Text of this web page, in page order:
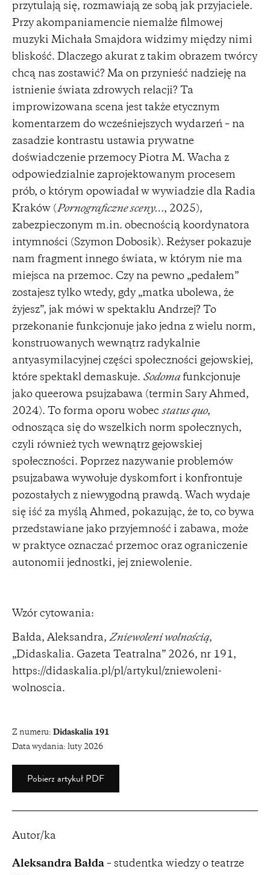
przytulają się, rozmawiają ze sobą jak przyjaciele.
Przy akompaniamencie niemalże filmowej
muzyki Michała Smajdora widzimy między nimi
bliskość. Dlaczego akurat z takim obrazem twórcy
chcą nas zostawić? Ma on przynieść nadzieję na
istnienie świata zdrowych relacji? Ta
improwizowana scena jest także etycznym
komentarzem do wcześniejszych wydarzeń – na
zasadzie kontrastu ustawia prywatne
doświadczenie przemocy Piotra M. Wacha z
odpowiedzialnie zaprojektowanym procesem
prób, o którym opowiadał w wywiadzie dla Radia
Kraków (Pornograficzne sceny…, 2025),
zabezpieczonym m.in. obecnością koordynatora
intymności (Szymon Dobosik). Reżyser pokazuje
nam fragment innego świata, w którym nie ma
miejsca na przemoc. Czy na pewno „pedałem”
zostajesz tylko wtedy, gdy „matka ubolewa, że
żyjesz”, jak mówi w spektaklu Andrzej? To
przekonanie funkcjonuje jako jedna z wielu norm,
konstruowanych wewnątrz radykalnie
antyasymilacyjnej części społeczności gejowskiej,
które spektakl demaskuje. Sodomafunkcjonuje
jako queerowa psujzabawa (termin Sary Ahmed,
2024). To forma oporu wobec status quo,
odnosząca się do wszelkich norm społecznych,
czyli również tych wewnątrz gejowskiej
społeczności. Poprzez nazywanie problemów
psujzabawa wywołuje dyskomfort i konfrontuje
pozostałych z niewygodną prawdą. Wach wydaje
się iść za myślą Ahmed, pokazując, że to, co bywa
przedstawiane jako przyjemność i zabawa, może
w praktyce oznaczać przemoc oraz ograniczenie
autonomii jednostki, jej zniewolenie.
Wzór cytowania:
Bałda, Aleksandra, Zniewoleni wolnością,
„Didaskalia. Gazeta Teatralna” 2026, nr 191,
https://didaskalia.pl/pl/artykul/zniewoleni-
wolnoscia.
Z numeru: Didaskalia 191
Data wydania: luty 2026
Pobierz artykuł PDF
Autor/ka
Aleksandra Bałda – studentka wiedzy o teatrze